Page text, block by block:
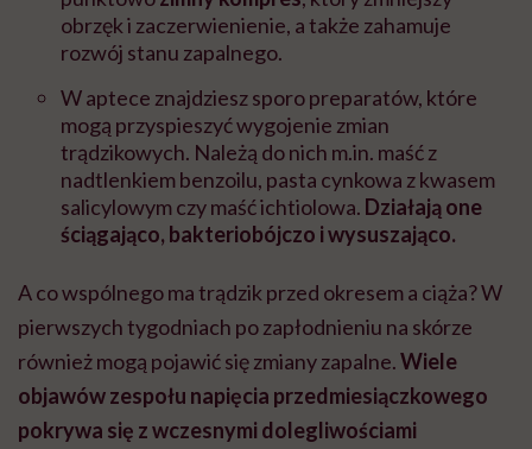
obrzęk i zaczerwienienie, a także zahamuje
rozwój stanu zapalnego.
W aptece znajdziesz sporo preparatów, które
mogą przyspieszyć wygojenie zmian
trądzikowych. Należą do nich m.in. maść z
nadtlenkiem benzoilu, pasta cynkowa z kwasem
salicylowym czy maść ichtiolowa. Działają one
ściągająco, bakteriobójczo i wysuszająco.
A co wspólnego ma trądzik przed okresem a ciąża? W
pierwszych tygodniach po zapłodnieniu na skórze
również mogą pojawić się zmiany zapalne.Wiele
objawów zespołu napięcia przedmiesiączkowego
pokrywa się z wczesnymi dolegliwościami